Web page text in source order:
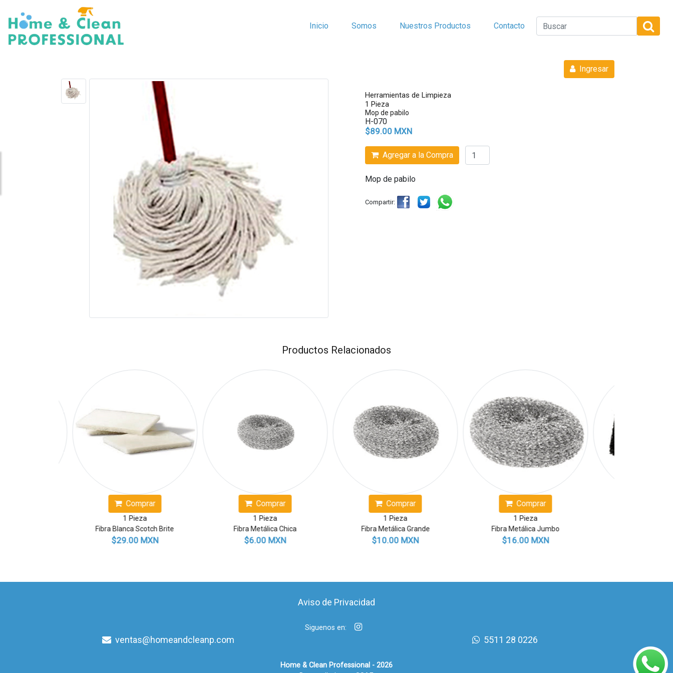
Inicio Somos Nuestros Productos Contacto
Ingresar
Herramientas de Limpieza
1 Pieza
Mop de pabilo
H-070
$89.00 MXN
Agregar a la Compra
Mop de pabilo
Compartir:
Productos Relacionados
Comprar
1 Pieza
Fibra Metálica Chica
$6.00 MXN
Comprar
1 Pieza
Fibra Metálica Grande
$10.00 MXN
Comprar
1 Pieza
Fibra Metálica Jumbo
$16.00 MXN
Comprar
1 Pieza
Fibra Negra
$29.00 MXN
Aviso de Privacidad
Siguenos en:
ventas@homeandcleanp.com 5511 28 0226
Home & Clean Professional - 2026